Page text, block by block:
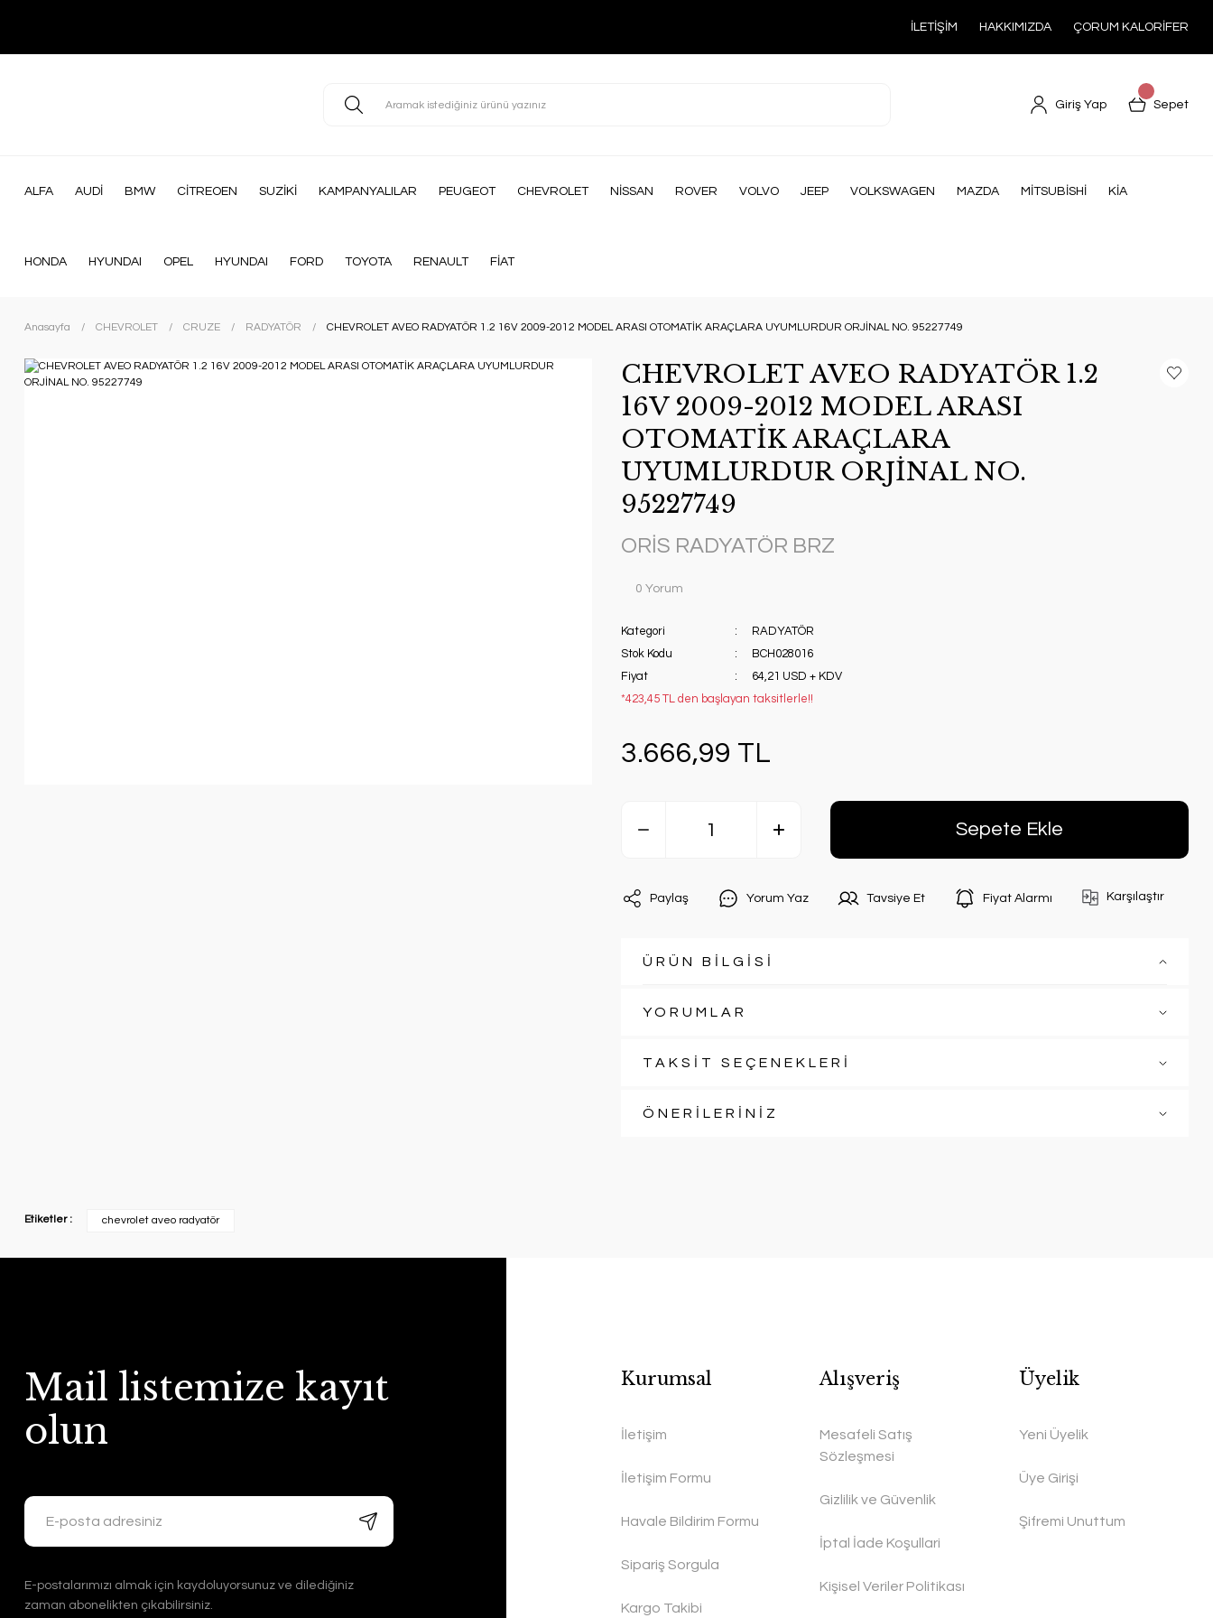
İLETİŞİM HAKKIMIZDA ÇORUM KALORİFER
Giriş Yap Sepet
ALFA AUDİ BMW CİTREOEN SUZİKİ KAMPANYALILAR PEUGEOT CHEVROLET NİSSAN ROVER VOLVO JEEP VOLKSWAGEN MAZDA MİTSUBİSHİ KİA
HONDA HYUNDAI OPEL HYUNDAI FORD TOYOTA RENAULT FİAT
Anasayfa CHEVROLET CRUZE RADYATÖR CHEVROLET AVEO RADYATÖR 1.2 16V 2009-2012 MODEL ARASI OTOMATİK ARAÇLARA UYUMLURDUR ORJİNAL NO. 95227749
CHEVROLET AVEO RADYATÖR 1.2
16V 2009-2012 MODEL ARASI
OTOMATİK ARAÇLARA
UYUMLURDUR ORJİNAL NO.
95227749
ORİS RADYATÖR BRZ
0 Yorum
Kategori
RADYATÖR
Stok Kodu
BCH028016
Fiyat
64,21 USD + KDV
*423,45 TL den başlayan taksitlerle!!
3.666,99 TL
Sepete Ekle
Paylaş Yorum Yaz Tavsiye Et Fiyat Alarmı Karşılaştır
ÜRÜN BİLGİSİ
YORUMLAR
TAKSİT SEÇENEKLERİ
ÖNERİLERİNİZ
Etiketler : chevrolet aveo radyatör
Mail listemize kayıt
olun
E-postalarımızı almak için kaydoluyorsunuz ve dilediğiniz
zaman abonelikten çıkabilirsiniz.
Kurumsal
İletişim
İletişim Formu
Havale Bildirim Formu
Sipariş Sorgula
Kargo Takibi
Alışveriş
Mesafeli Satış
Sözleşmesi
Gizlilik ve Güvenlik
İptal İade Koşullari
Kişisel Veriler Politikası
Üyelik
Yeni Üyelik
Üye Girişi
Şifremi Unuttum